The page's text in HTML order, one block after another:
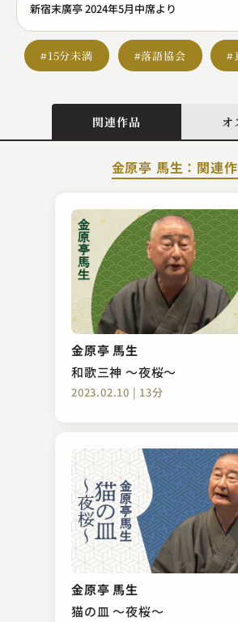
新宿末廣亭 2024年5月中席より
#15分未満 #落語協会 #
関連作品 オ
金原亭 馬生：関連
金原亭 馬生
和歌三神 ～夜桜～
2023.02.10 | 13分
金原亭 馬生
猫の皿 ～夜桜～
入船亭 扇好
黄金の大黒
2023.11.18 | 14分
桂 歌蔵
桃太郎
2024.09.25 | 12分